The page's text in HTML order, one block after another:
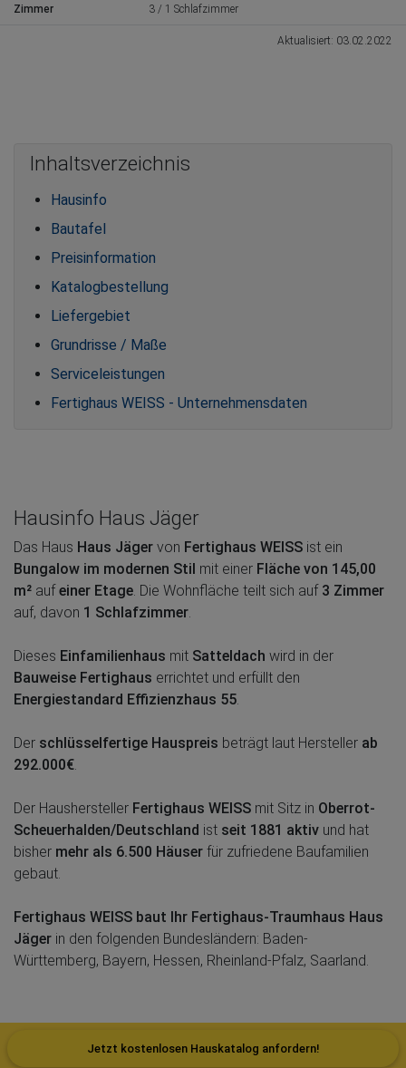
Zimmer 3 / 1 Schlafzimmer
Aktualisiert: 03.02.2022
Inhaltsverzeichnis
Hausinfo
Bautafel
Preisinformation
Katalogbestellung
Liefergebiet
Grundrisse / Maße
Serviceleistungen
Fertighaus WEISS - Unternehmensdaten
Hausinfo Haus Jäger
Das Haus Haus Jäger von Fertighaus WEISS ist ein
Bungalow im modernen Stil mit einer Fläche von 145,00
m² aufeiner Etage . Die Wohnfläche teilt sich auf 3 Zimmer
auf, davon 1 Schlafzimmer
Dieses Einfamilienhaus mit Satteldach wird in der
Bauweise Fertighaus errichtet und erfüllt den
Energiestandard Effizienzhaus 55
Der schlüsselfertige Hauspreis beträgt laut Hersteller ab
292.000€
Der Haushersteller Fertighaus WEISS mit Sitz in Oberrot-
Scheuerhalden/Deutschland ist seit 1881 aktiv und hat
bisher mehr als 6.500 Häuser für zufriedene Baufamilien
gebaut.
Fertighaus WEISS baut Ihr Fertighaus-Traumhaus Haus
Jäger in den folgenden Bundesländern: Baden-
Württemberg, Bayern, Hessen, Rheinland-Pfalz, Saarland.
Jetzt kostenlosen Hauskatalog anfordern!